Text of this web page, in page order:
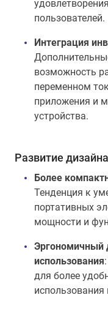
пользователей.
Интеграция
возможность
переменном
приложения и
устройства.
Развитие
Более
Тенденция к
портативных
мощности и
Эргономичный
использования
для более
использования